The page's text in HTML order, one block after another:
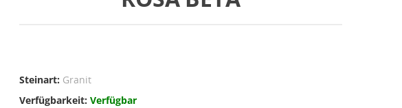
Steinart: Granit
Verfügbarkeit: Verfügbar